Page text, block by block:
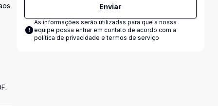
Enviar
As informações serão utilizadas para que a nossa
equipe possa entrar em contato de acordo com a
política de privacidade e termos de serviço